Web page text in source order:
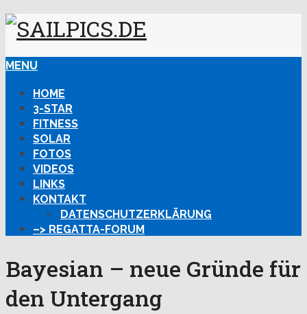
MENU
HOME
3-STAR
FITNESS
SOLAR
FOTOS
VIDEOS
LINKS
KONTAKT
DATENSCHUTZERKLÄRUNG
–> REGATTA-FORUM
Bayesian – neue Gründe für
den Untergang